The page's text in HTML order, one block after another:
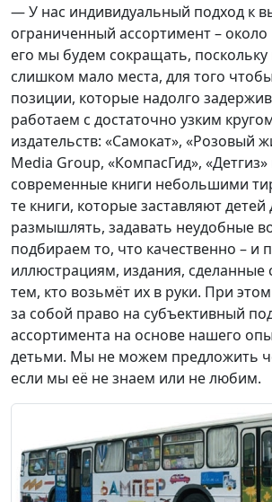
— У нас индивидуальный подход к
ограниченный ассортимент – около
его мы будем сокращать, поскольку
слишком мало места, для того
позиции, которые надолго
работаем с достаточно узким
издательств: «Самокат», «Розовый
Media Group, «КомпасГид»,
современные книги небольшими
те книги, которые заставляют детей
размышлять, задавать неудобные
подбираем то, что качественно – и
иллюстрациям, издания, сделанные
тем, кто возьмёт их в руки. При
за собой право на субъективный
ассортимента на основе нашего
детьми. Мы не можем предложить
если мы её не знаем или не любим.